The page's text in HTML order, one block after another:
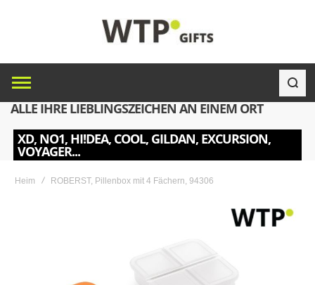
ALLE IHRE LIEBLINGSZEICHEN AN EINEM ORT
XD, NO1, HI!DEA, COOL, GILDAN, EXCURSION,
VOYAGER...
Heim ROBERST, Pillenbox mit 4 Fächern, 94306